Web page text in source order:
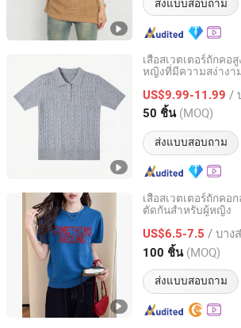
เสื้อสเวตเตอร์ถักคอ
หญิงที่มีความสง่างา
US$9.99-11.99 /
50 ชิ้น (MOQ)
ส่งแบบสอบถาม
Shandong Chunhui International Trade
Shandong, China อัตราจาก
เสื้อสเวตเตอร์ถักคอ
ตัดกันสำหรับผู้หญิง
US$6.5-7.5 / บาง
100 ชิ้น (MOQ)
ส่งแบบสอบถาม
Hangzhou Yiding Supply Chain
Zhejiang, China อัตราจาก